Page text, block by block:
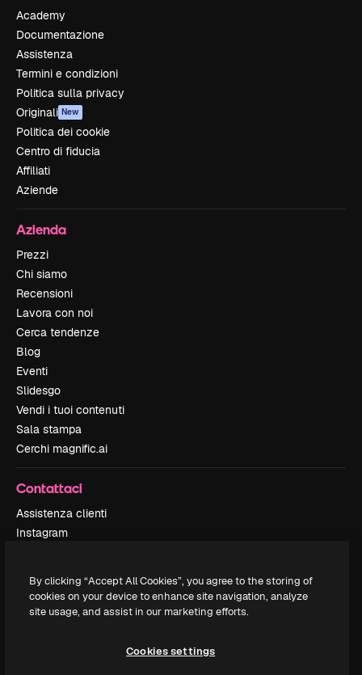
Academy
Documentazione
Assistenza
Termini e condizioni
Politica sulla privacy
Originali New
Politica dei cookie
Centro di fiducia
Affiliati
Aziende
Azienda
Prezzi
Chi siamo
Recensioni
Lavora con noi
Cerca tendenze
Blog
Eventi
Slidesgo
Vendi i tuoi contenuti
Sala stampa
Cerchi magnific.ai
Contattaci
Assistenza clienti
Instagram
TikTok
Discord
By clicking “Accept All Cookies”, you agree to the storing of
cookies on your device to enhance site navigation, analyze
site usage, and assist in our marketing efforts.
Cookies settings